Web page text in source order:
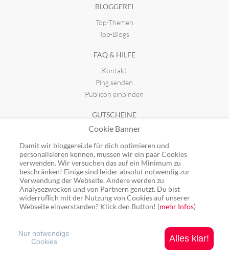
BLOGGEREI
Top-Themen
Top-Blogs
FAQ & HILFE
Kontakt
Ping senden
Publicon einbinden
GUTSCHEINE
Top-Gutscheine
Alle Shops
Ping: http://rpc.bloggerei.de/ping/ (*nur für angemeldete Blogs)
Blogverzeichnis Bloggerei.de © 2006 - 2026
Cookie Banner
Damit wir bloggerei.de für dich optimieren und
personalisieren können, müssen wir ein paar Cookies
verwenden. Wir versuchen das auf ein Minimum zu
beschränken! Einige sind leider absolut notwendig zur
Verwendung der Webseite. Andere werden zu
Analysezwecken und von Partnern genutzt. Du bist
widerruflich mit der Nutzung von Cookies auf unserer
Webseite einverstanden? Klick den Button! (mehr Infos)
Alles klar!
Nur notwendige
Cookies